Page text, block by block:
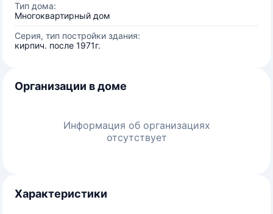
Тип дома:
Многоквартирный дом
Серия, тип постройки здания:
кирпич. после 1971г.
Организации в доме
Информация об организациях
отсутствует
Характеристики